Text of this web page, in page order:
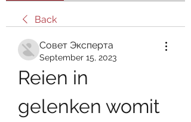
Back
Совет Эксперта
September 15, 2023
Reien in
gelenken womit